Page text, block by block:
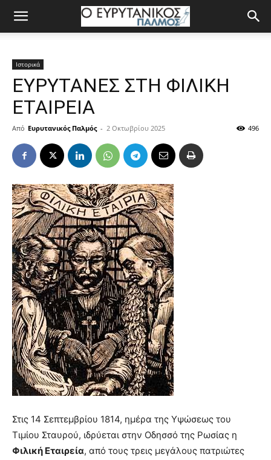
Ιστορικά
ΕΥΡΥΤΑΝΕΣ ΣΤΗ ΦΙΛΙΚΗ
ΕΤΑΙΡΕΙΑ
Από Ευρυτανικός Παλμός - 2 Οκτωβρίου 2025 496
Στις 14 Σεπτεμβρίου 1814, ημέρα της Υψώσεως του
Τιμίου Σταυρού, ιδρύεται στην Οδησσό της Ρωσίας η
Φιλική Εταιρεία, από τους τρεις μεγάλους πατριώτες